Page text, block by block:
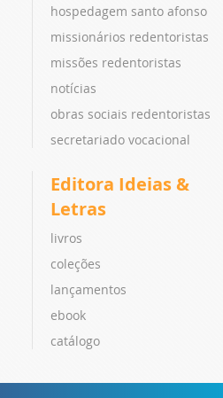
hospedagem santo afonso
missionários redentoristas
missões redentoristas
notícias
obras sociais redentoristas
secretariado vocacional
Editora Ideias &
Letras
livros
coleções
lançamentos
ebook
catálogo